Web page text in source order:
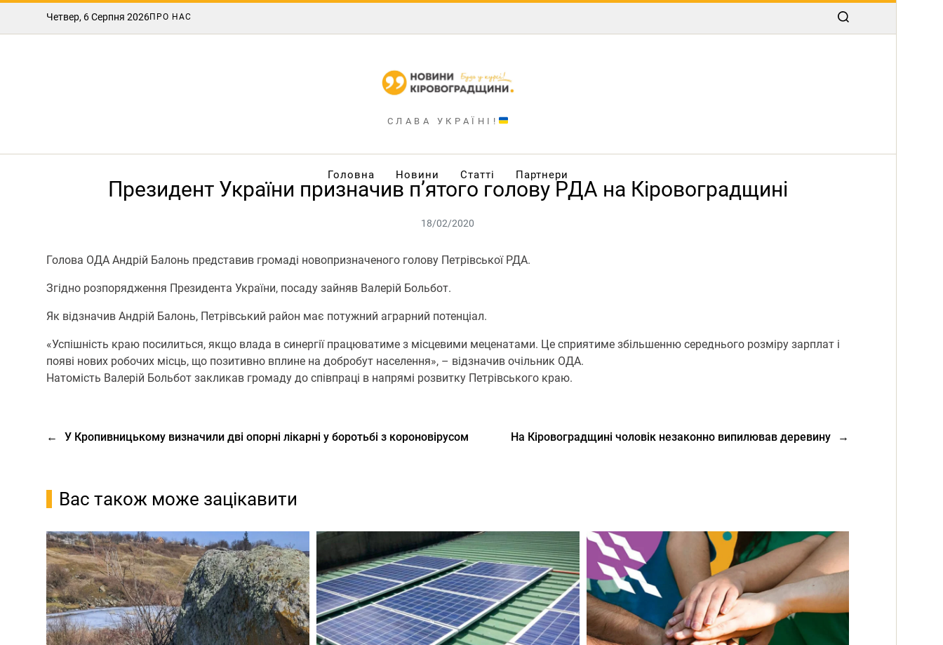
Четвер, 6 Серпня 2026ПРО НАС
СЛАВА УКРАЇНІ!
Головна Новини Статті Партнери
Президент України призначив п’ятого голову РДА на Кіровоградщині
18/02/2020
Голова ОДА Андрій Балонь представив громаді новопризначеного голову Петрівської РДА.
Згідно розпорядження Президента України, посаду зайняв Валерій Больбот.
Як відзначив Андрій Балонь, Петрівський район має потужний аграрний потенціал.
«Успішність краю посилиться, якщо влада в синергії працюватиме з місцевими меценатами. Це сприятиме збільшенню середнього розміру зарплат і
появі нових робочих місць, що позитивно вплине на добробут населення», – відзначив очільник ОДА.
Натомість Валерій Больбот закликав громаду до співпраці в напрямі розвитку Петрівського краю.
← У Кропивницькому визначили дві опорні лікарні у боротьбі з короновірусом →
На Кіровоградщині чоловік незаконно випилював деревину
Вас також може зацікавити